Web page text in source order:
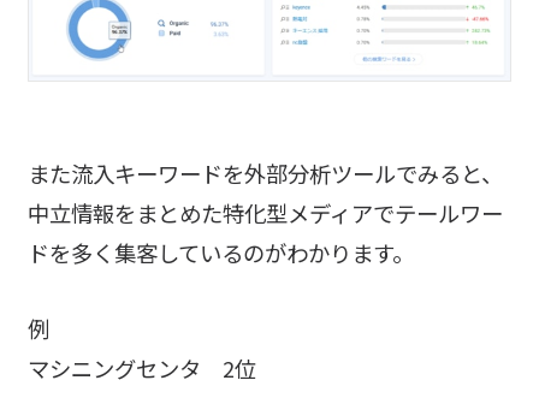
また流入キーワードを外部分析ツールでみると、
中立情報をまとめた特化型メディアでテールワー
ドを多く集客しているのがわかります。
例
マシニングセンタ 2位